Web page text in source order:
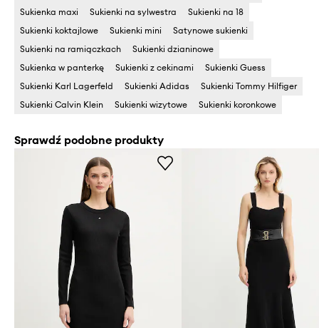
Sukienka maxi
Sukienki na sylwestra
Sukienki na 18
Sukienki koktajlowe
Sukienki mini
Satynowe sukienki
Sukienki na ramiączkach
Sukienki dzianinowe
Sukienka w panterkę
Sukienki z cekinami
Sukienki Guess
Sukienki Karl Lagerfeld
Sukienki Adidas
Sukienki Tommy Hilfiger
Sukienki Calvin Klein
Sukienki wizytowe Sukienki koronkowe
Sprawdź podobne produkty